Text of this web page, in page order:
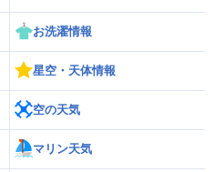
お洗濯情報
星空・天体情報
空の天気
マリン天気